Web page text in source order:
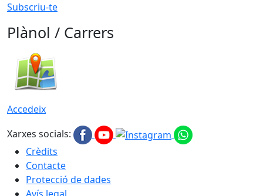
Subscriu-te
Plànol / Carrers
Accedeix
Xarxes socials:
Crèdits
Contacte
Protecció de dades